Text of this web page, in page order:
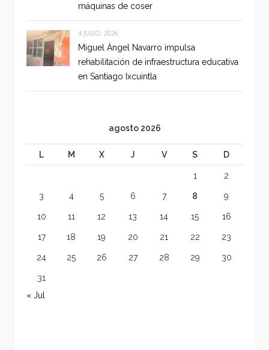
máquinas de coser
4 JULIO, 2026
Miguel Ángel Navarro impulsa
rehabilitación de infraestructura educativa
en Santiago Ixcuintla
agosto 2026
L M X J V S D
1 2
3 4 5 6 7 8 9
10 11 12 13 14 15 16
17 18 19 20 21 22 23
24 25 26 27 28 29 30
31
« Jul